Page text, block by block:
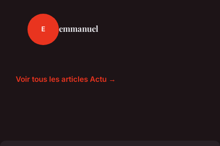
E emmanuel
Voir tous les articles Actu →